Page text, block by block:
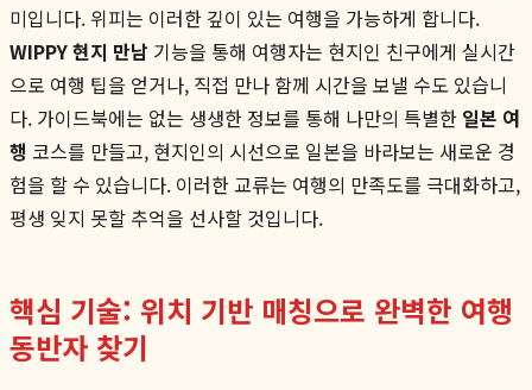
미입니다. 위피는 이러한 깊이 있는 여행을 가능하게 합니다.
WIPPY 현지 만남 기능을 통해 여행자는 현지인 친구에게 실시간
으로 여행 팁을 얻거나, 직접 만나 함께 시간을 보낼 수도 있습니
다. 가이드북에는 없는 생생한 정보를 통해 나만의 특별한 일본 여
행 코스를 만들고, 현지인의 시선으로 일본을 바라보는 새로운 경
험을 할 수 있습니다. 이러한 교류는 여행의 만족도를 극대화하고,
평생 잊지 못할 추억을 선사할 것입니다.
핵심 기술: 위치 기반 매칭으로 완벽한 여행
동반자 찾기